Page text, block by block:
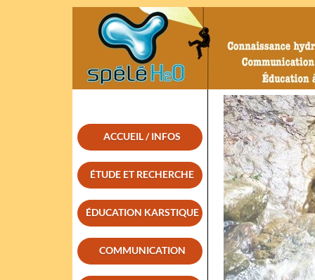
ACCUEIL / INFOS
ÉTUDE ET RECHERCHE
ÉDUCATION KARSTIQUE
COMMUNICATION